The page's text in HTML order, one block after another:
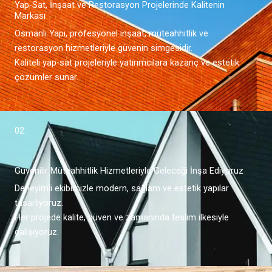
Yap-Sat, İnşaat ve Restorasyon Projelerinde Kalitenin
Markası
Osmanlı Yapı, profesyonel inşaat, müteahhitlik ve
restorasyon hizmetleriyle güvenin simgesidir.
Kaliteli yap-sat projeleriyle yatırımcılara kazanç ve estetik
çözümler sunar.
02.
Güvenilir Müteahhitlik Hizmetleriyle Geleceği İnşa Ediyoruz
Deneyimli ekibimizle modern, sağlam ve estetik yapılar
tasarlıyoruz.
Her projede kalite, güven ve zamanında teslim ilkesiyle
çalışıyoruz.